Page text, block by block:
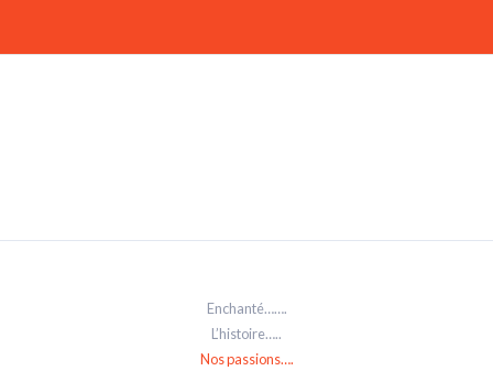
Enchanté…….
L’histoire…..
Nos passions….